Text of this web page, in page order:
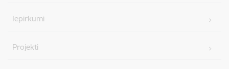
Iepirkumi
Projekti